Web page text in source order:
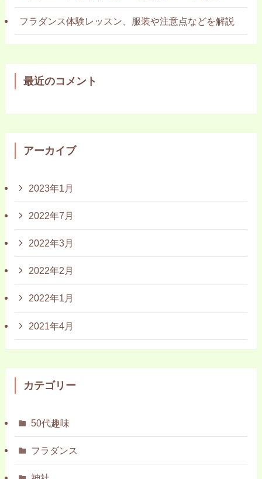
フラダンス体験レッスン、服装や注意点などを解説
最近のコメント
アーカイブ
2023年1月
2022年7月
2022年3月
2022年2月
2022年1月
2021年4月
カテゴリー
50代趣味
フラダンス